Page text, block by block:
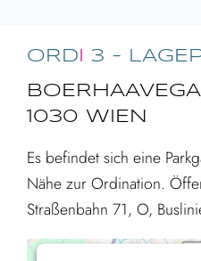
ORDI 3 -
1030 WIEN
Es befindet sich eine
Nähe zur Ordination.
Straßenbahn 71, O,